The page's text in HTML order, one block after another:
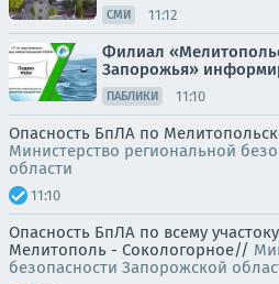
СМИ 11:12
Филиал
Запорожья»
ПАБЛИКИ 11:10
Опасность БпЛА по
Министерство региональной
области
11:10
Опасность БпЛА по всему
Мелитополь - Сокологорное//
безопасности Запорожской